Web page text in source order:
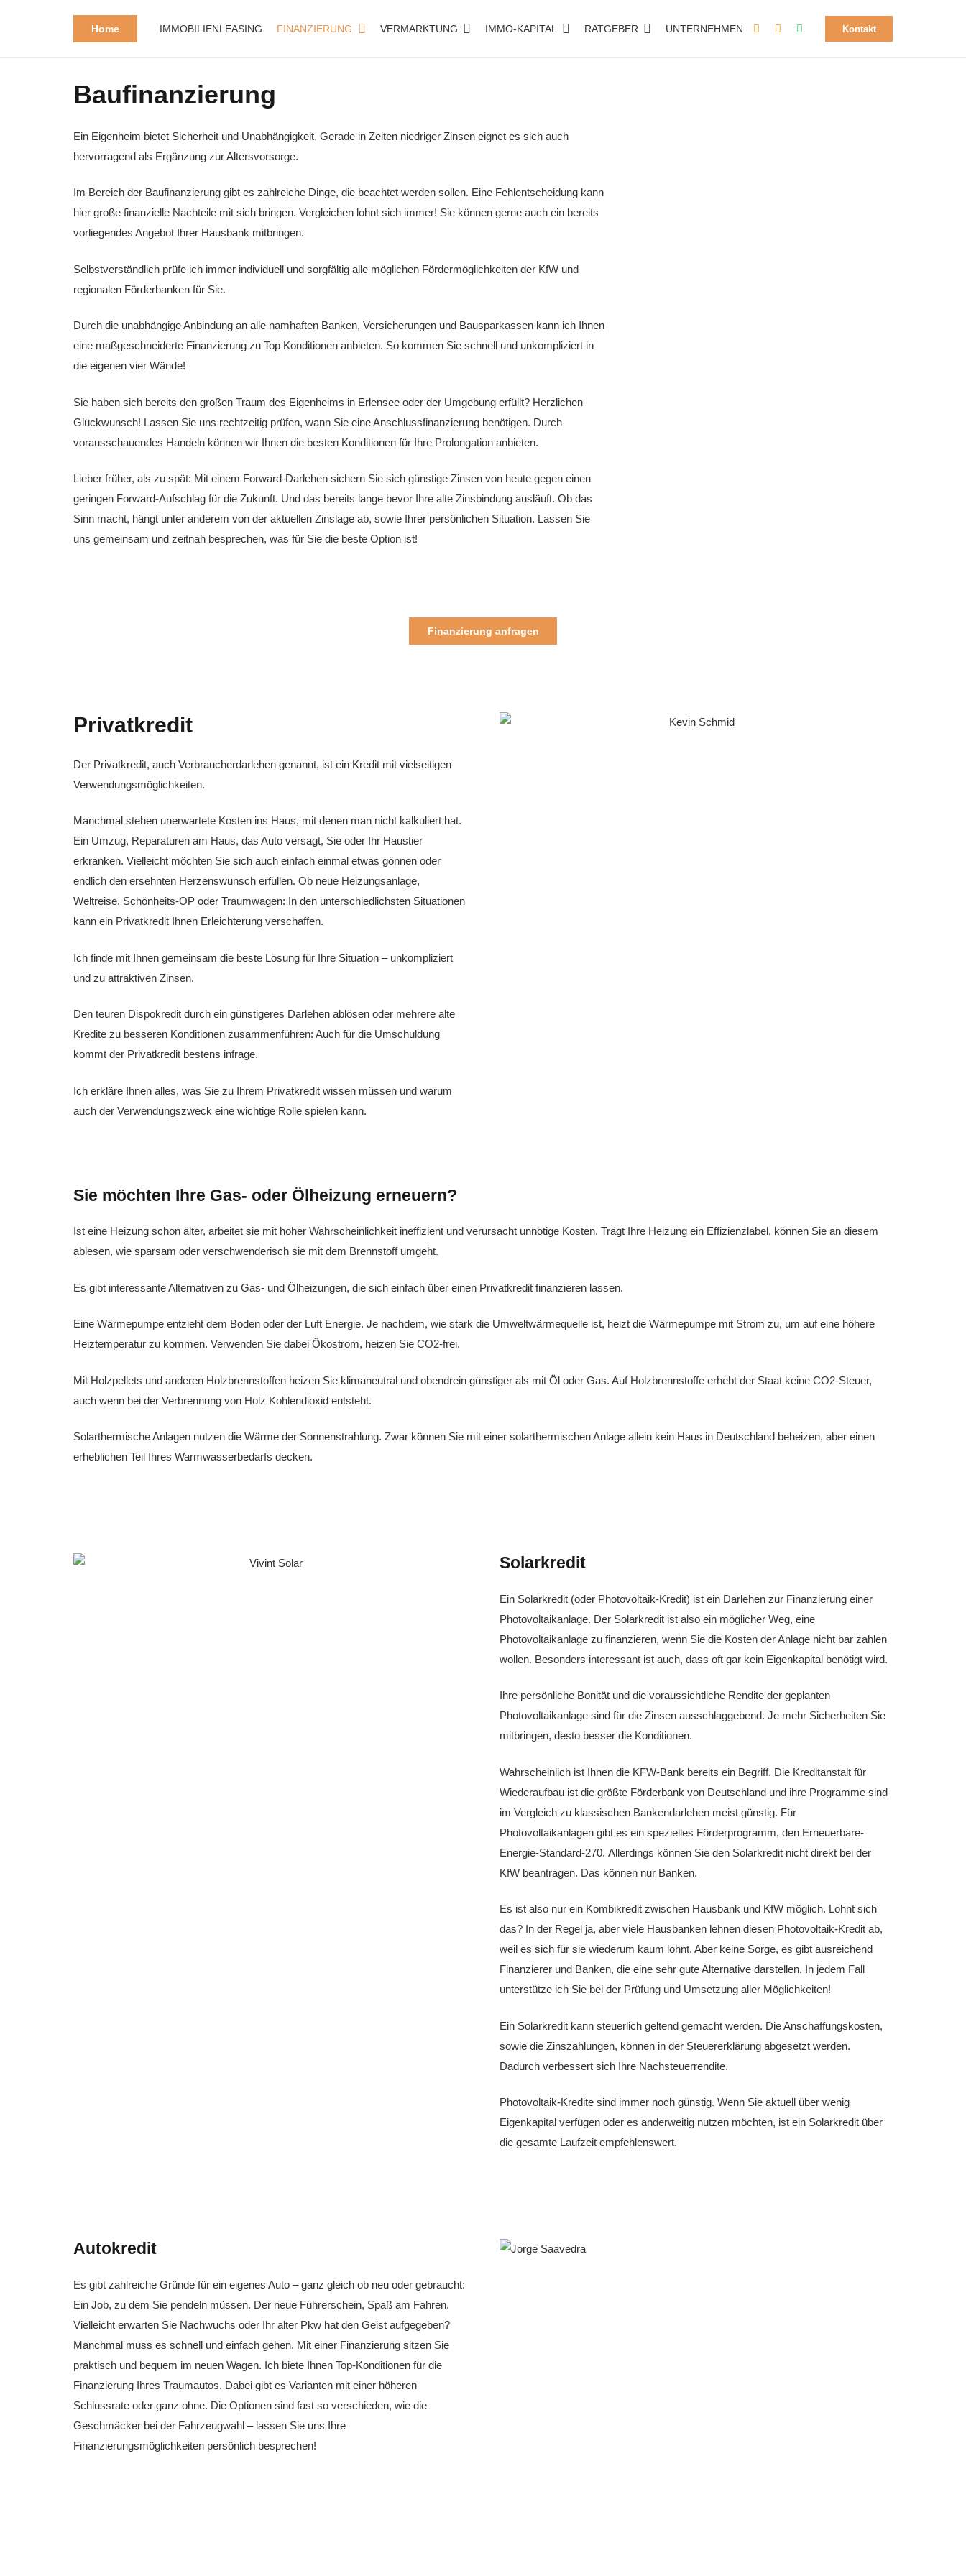
Home IMMOBILIENLEASING FINANZIERUNG VERMARKTUNG IMMO-KAPITAL RATGEBER UNTERNEHMEN Kontakt
Baufinanzierung
Ein Eigenheim bietet Sicherheit und Unabhängigkeit. Gerade in Zeiten niedriger Zinsen eignet es sich auch
hervorragend als Ergänzung zur Altersvorsorge.
Im Bereich der Baufinanzierung gibt es zahlreiche Dinge, die beachtet werden sollen. Eine Fehlentscheidung kann
hier große finanzielle Nachteile mit sich bringen. Vergleichen lohnt sich immer! Sie können gerne auch ein bereits
vorliegendes Angebot Ihrer Hausbank mitbringen.
Selbstverständlich prüfe ich immer individuell und sorgfältig alle möglichen Fördermöglichkeiten der KfW und
regionalen Förderbanken für Sie.
Durch die unabhängige Anbindung an alle namhaften Banken, Versicherungen und Bausparkassen kann ich Ihnen
eine maßgeschneiderte Finanzierung zu Top Konditionen anbieten. So kommen Sie schnell und unkompliziert in
die eigenen vier Wände!
Sie haben sich bereits den großen Traum des Eigenheims in Erlensee oder der Umgebung erfüllt? Herzlichen
Glückwunsch! Lassen Sie uns rechtzeitig prüfen, wann Sie eine Anschlussfinanzierung benötigen. Durch
vorausschauendes Handeln können wir Ihnen die besten Konditionen für Ihre Prolongation anbieten.
Lieber früher, als zu spät: Mit einem Forward-Darlehen sichern Sie sich günstige Zinsen von heute gegen einen
geringen Forward-Aufschlag für die Zukunft. Und das bereits lange bevor Ihre alte Zinsbindung ausläuft. Ob das
Sinn macht, hängt unter anderem von der aktuellen Zinslage ab, sowie Ihrer persönlichen Situation. Lassen Sie
uns gemeinsam und zeitnah besprechen, was für Sie die beste Option ist!
Finanzierung anfragen
Privatkredit
Der Privatkredit, auch Verbraucherdarlehen genannt, ist ein Kredit mit vielseitigen
Verwendungsmöglichkeiten.
Manchmal stehen unerwartete Kosten ins Haus, mit denen man nicht kalkuliert hat.
Ein Umzug, Reparaturen am Haus, das Auto versagt, Sie oder Ihr Haustier
erkranken. Vielleicht möchten Sie sich auch einfach einmal etwas gönnen oder
endlich den ersehnten Herzenswunsch erfüllen. Ob neue Heizungsanlage,
Weltreise, Schönheits-OP oder Traumwagen: In den unterschiedlichsten Situationen
kann ein Privatkredit Ihnen Erleichterung verschaffen.
Ich finde mit Ihnen gemeinsam die beste Lösung für Ihre Situation – unkompliziert
und zu attraktiven Zinsen.
Den teuren Dispokredit durch ein günstigeres Darlehen ablösen oder mehrere alte
Kredite zu besseren Konditionen zusammenführen: Auch für die Umschuldung
kommt der Privatkredit bestens infrage.
Ich erkläre Ihnen alles, was Sie zu Ihrem Privatkredit wissen müssen und warum
auch der Verwendungszweck eine wichtige Rolle spielen kann.
Sie möchten Ihre Gas- oder Ölheizung erneuern?
Ist eine Heizung schon älter, arbeitet sie mit hoher Wahrscheinlichkeit ineffizient und verursacht unnötige Kosten. Trägt Ihre Heizung ein Effizienzlabel, können Sie an diesem
ablesen, wie sparsam oder verschwenderisch sie mit dem Brennstoff umgeht.
Es gibt interessante Alternativen zu Gas- und Ölheizungen, die sich einfach über einen Privatkredit finanzieren lassen.
Eine Wärmepumpe entzieht dem Boden oder der Luft Energie. Je nachdem, wie stark die Umweltwärmequelle ist, heizt die Wärmepumpe mit Strom zu, um auf eine höhere
Heiztemperatur zu kommen. Verwenden Sie dabei Ökostrom, heizen Sie CO2-frei.
Mit Holzpellets und anderen Holzbrennstoffen heizen Sie klimaneutral und obendrein günstiger als mit Öl oder Gas. Auf Holzbrennstoffe erhebt der Staat keine CO2-Steuer,
auch wenn bei der Verbrennung von Holz Kohlendioxid entsteht.
Solarthermische Anlagen nutzen die Wärme der Sonnenstrahlung. Zwar können Sie mit einer solarthermischen Anlage allein kein Haus in Deutschland beheizen, aber einen
erheblichen Teil Ihres Warmwasserbedarfs decken.
Solarkredit
Ein Solarkredit (oder Photovoltaik-Kredit) ist ein Darlehen zur Finanzierung einer
Photovoltaikanlage. Der Solarkredit ist also ein möglicher Weg, eine
Photovoltaikanlage zu finanzieren, wenn Sie die Kosten der Anlage nicht bar zahlen
wollen. Besonders interessant ist auch, dass oft gar kein Eigenkapital benötigt wird.
Ihre persönliche Bonität und die voraussichtliche Rendite der geplanten
Photovoltaikanlage sind für die Zinsen ausschlaggebend. Je mehr Sicherheiten Sie
mitbringen, desto besser die Konditionen.
Wahrscheinlich ist Ihnen die KFW-Bank bereits ein Begriff. Die Kreditanstalt für
Wiederaufbau ist die größte Förderbank von Deutschland und ihre Programme sind
im Vergleich zu klassischen Bankendarlehen meist günstig. Für
Photovoltaikanlagen gibt es ein spezielles Förderprogramm, den Erneuerbare-
Energie-Standard-270. Allerdings können Sie den Solarkredit nicht direkt bei der
KfW beantragen. Das können nur Banken.
Es ist also nur ein Kombikredit zwischen Hausbank und KfW möglich. Lohnt sich
das? In der Regel ja, aber viele Hausbanken lehnen diesen Photovoltaik-Kredit ab,
weil es sich für sie wiederum kaum lohnt. Aber keine Sorge, es gibt ausreichend
Finanzierer und Banken, die eine sehr gute Alternative darstellen. In jedem Fall
unterstütze ich Sie bei der Prüfung und Umsetzung aller Möglichkeiten!
Ein Solarkredit kann steuerlich geltend gemacht werden. Die Anschaffungskosten,
sowie die Zinszahlungen, können in der Steuererklärung abgesetzt werden.
Dadurch verbessert sich Ihre Nachsteuerrendite.
Photovoltaik-Kredite sind immer noch günstig. Wenn Sie aktuell über wenig
Eigenkapital verfügen oder es anderweitig nutzen möchten, ist ein Solarkredit über
die gesamte Laufzeit empfehlenswert.
Autokredit
Es gibt zahlreiche Gründe für ein eigenes Auto – ganz gleich ob neu oder gebraucht:
Ein Job, zu dem Sie pendeln müssen. Der neue Führerschein, Spaß am Fahren.
Vielleicht erwarten Sie Nachwuchs oder Ihr alter Pkw hat den Geist aufgegeben?
Manchmal muss es schnell und einfach gehen. Mit einer Finanzierung sitzen Sie
praktisch und bequem im neuen Wagen. Ich biete Ihnen Top-Konditionen für die
Finanzierung Ihres Traumautos. Dabei gibt es Varianten mit einer höheren
Schlussrate oder ganz ohne. Die Optionen sind fast so verschieden, wie die
Geschmäcker bei der Fahrzeugwahl – lassen Sie uns Ihre
Finanzierungsmöglichkeiten persönlich besprechen!